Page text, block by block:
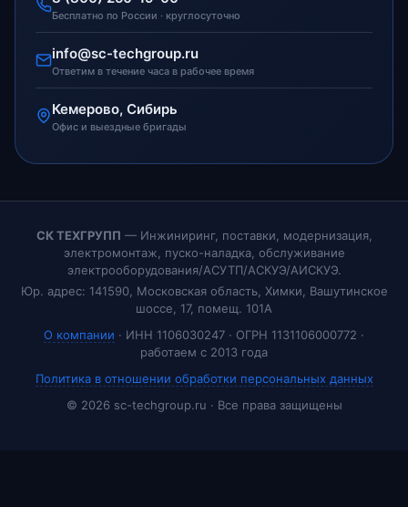
Бесплатно по России · круглосуточно
info@sc-techgroup.ru
Ответим в течение часа в рабочее время
Кемерово, Сибирь
Офис и выездные бригады
СК ТЕХГРУПП — Инжиниринг, поставки, модернизация,
электромонтаж, пуско-наладка, обслуживание
электрооборудования/АСУТП/АСКУЭ/АИСКУЭ.
Юр. адрес: 141590, Московская область, Химки, Вашутинское
шоссе, 17, помещ. 101А
О компании · ИНН 1106030247 · ОГРН 1131106000772 ·
работаем с 2013 года
Политика в отношении обработки персональных данных
© 2026 sc-techgroup.ru · Все права защищены